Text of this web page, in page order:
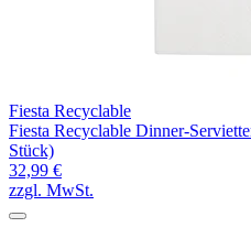
Fiesta Recyclable
Fiesta Recyclable Dinner-
Stück)
32,99 €
zzgl. MwSt.